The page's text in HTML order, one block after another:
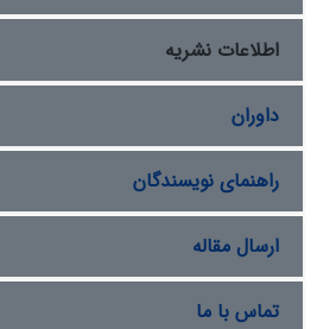
اطلاعات نشریه
داوران
راهنمای نویسندگان
ارسال مقاله
تماس با ما